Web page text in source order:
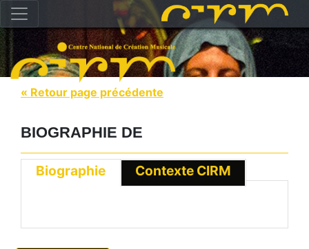
« Retour page précédente
BIOGRAPHIE DE
Biographie Contexte CIRM